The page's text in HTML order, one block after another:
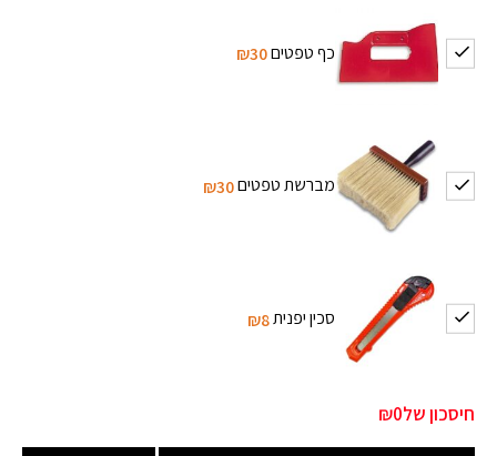
כף טפטים₪30
מברשת טפטים₪30
סכין יפנית₪8
חיסכון של₪0